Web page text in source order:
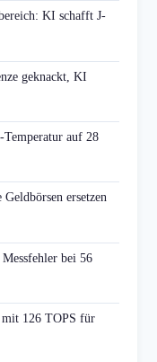
KI schafft J-
geknackt, KI
auf 28
ersetzen
bei 56
126 TOPS für